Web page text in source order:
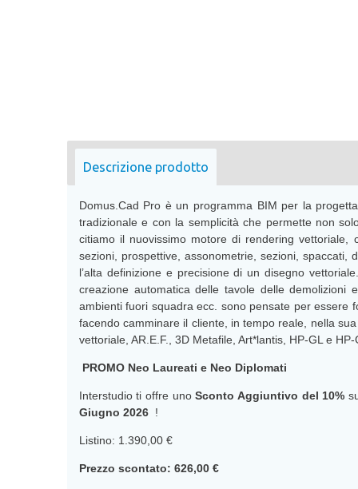
Descrizione prodotto
Domus.Cad Pro è un programma BIM per la
tradizionale e con la semplicità che permette non
citiamo il nuovissimo motore di rendering
sezioni, prospettive, assonometrie, sezioni,
l’alta definizione e precisione di un disegno
creazione automatica delle tavole delle demolizioni
ambienti fuori squadra ecc. sono pensate per essere
facendo camminare il cliente, in tempo reale, nella
vettoriale, AR.E.F., 3D Metafile, Art*lantis, HP-GL e
PROMO Neo Laureati e Neo Diplomati
Interstudio ti offre unoSconto Aggiuntivo del 10%
Giugno 2026 !
Listino: 1.390,00 €
Prezzo scontato: 626,00 €